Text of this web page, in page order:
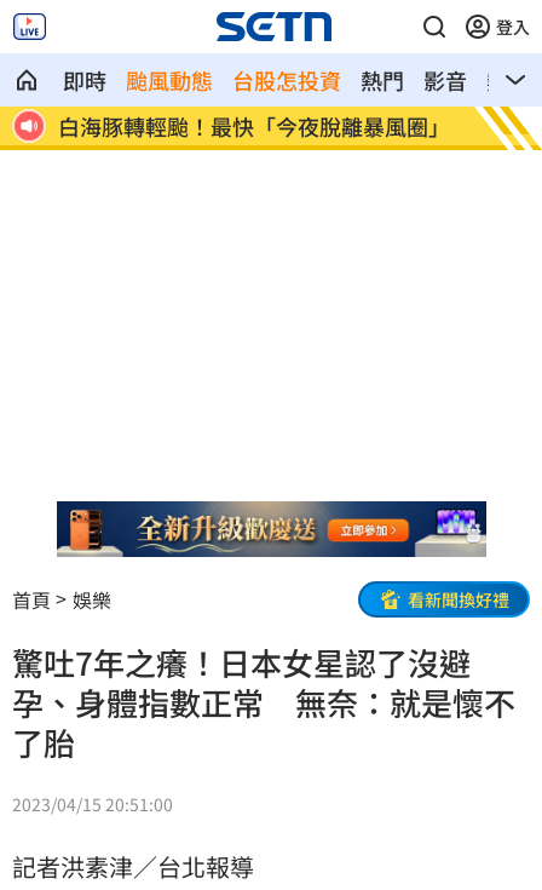
登入
即時 颱風動態 台股怎投資 熱門 影音
熱搜
白海豚轉輕颱！最快「今夜脫離暴風圈」
獨／
錢
首頁 娛樂 看新聞換好禮
驚吐7年之癢！日本女星認了沒避
孕、身體指數正常 無奈：就是懷不
了胎
2023/04/15 20:51:00
記者洪素津／台北報導